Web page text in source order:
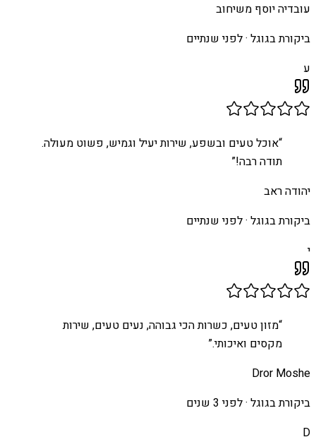
עובדיה יוסף משיחוב
ביקורת בגוגל ·לפני שנתיים
ע
“אוכל טעים ובשפע, שירות יעיל וגמיש, פשוט מעולה.
תודה רבה!”
יהודה ראב
ביקורת בגוגל ·לפני שנתיים
י
“מזון טעים, כשרות הכי גבוהה, נעים טעים, שירות
מקסים ואיכותי.”
Dror Moshe
ביקורת בגוגל ·לפני 3 שנים
D